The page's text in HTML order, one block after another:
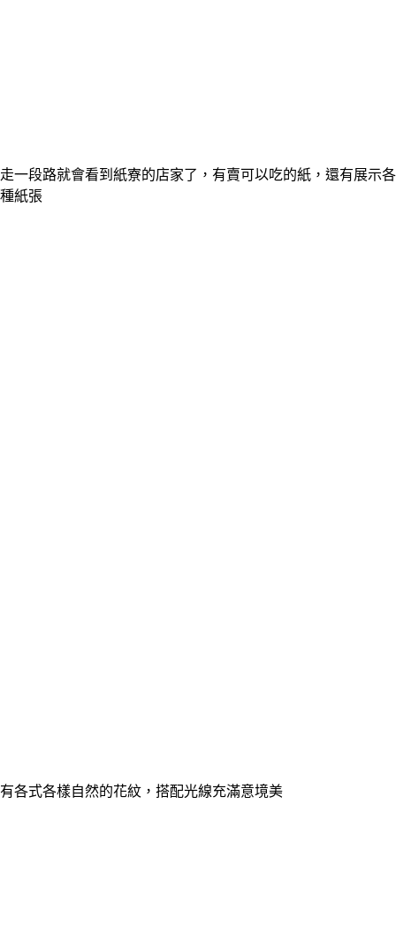
走一段路就會看到紙寮的店家了，有賣可以吃的紙，還有展示各
種紙張
有各式各樣自然的花紋，搭配光線充滿意境美